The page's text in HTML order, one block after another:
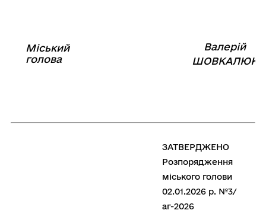
Міський
голова⠀
Валерій
ШОВКАЛЮК
ЗАТВЕРДЖЕНО
Розпорядження
міського голови
02.01.2026 р. №3/
аг-2026